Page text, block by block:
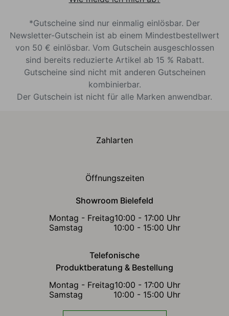
*Gutscheine sind nur einmalig einlösbar. Der
Newsletter-Gutschein ist ab einem Mindestbestellwert
von 50 € einlösbar. Vom Gutschein ausgeschlossen
sind bereits reduzierte Artikel ab 15 % Rabatt.
Gutscheine sind nicht mit anderen Gutscheinen
kombinierbar.
Der Gutschein ist nicht für alle Marken anwendbar.
Zahlarten
Öffnungszeiten
Showroom Bielefeld
Montag - Freitag10:00 - 17:00 Uhr
Samstag
10:00 - 15:00 Uhr
Telefonische
Produktberatung & Bestellung
Montag - Freitag10:00 - 17:00 Uhr
Samstag
10:00 - 15:00 Uhr